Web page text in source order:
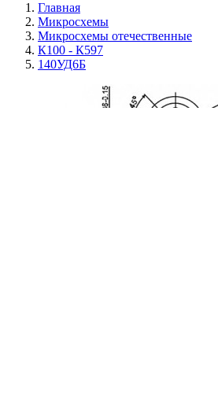
Главная
Микросхемы
Микросхемы отечественные
К100 - К597
140УД6Б